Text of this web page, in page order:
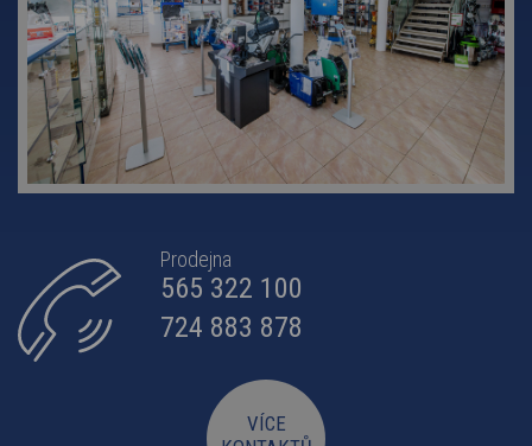
Prodejna
565 322 100
724 883 878
VÍCE